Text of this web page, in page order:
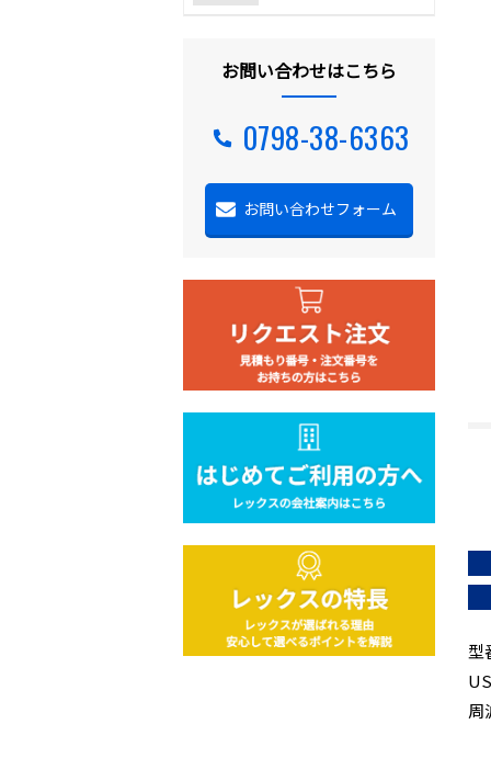
型
周
お問い合わせはこちら
0798-38-6363
お問い合わせフォーム